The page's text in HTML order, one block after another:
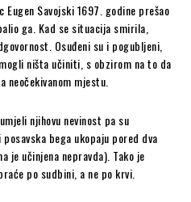
Savojski 1697. godine prešao
ga. Kad se situacija smirila,
Osuđeni su i pogubljeni,
ništa učiniti, s obzirom na to da
neočekivanom mjestu.
njihovu nevinost pa su
bega ukopaju pored dva
je učinjena nepravda). Tako je
po sudbini, a ne po krvi.